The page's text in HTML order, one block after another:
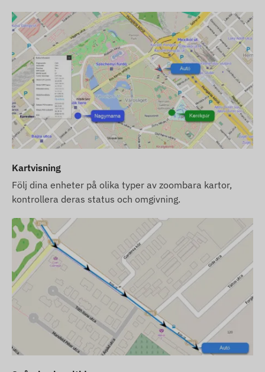
Kartvisning
Följ dina enheter på olika typer av zoombara kartor,
kontrollera deras status och omgivning.